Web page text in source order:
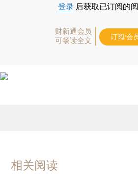
登录 后获取已订阅的
财新通会员
可畅读全文
订阅/会
相关阅读